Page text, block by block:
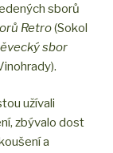
sborů
Retro(Sokol
sbor
užívali
zbývalo dost
a